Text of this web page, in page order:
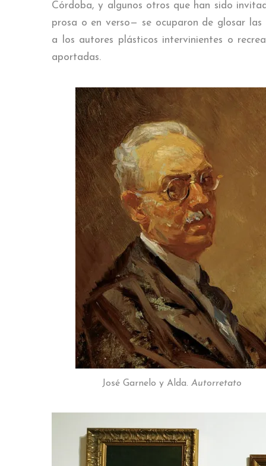
Córdoba, y algunos otros que han sido
prosa o en verso— se ocuparon de glosar
a los autores plásticos intervinientes o
aportadas.
José Garnelo y Alda. Autorretato